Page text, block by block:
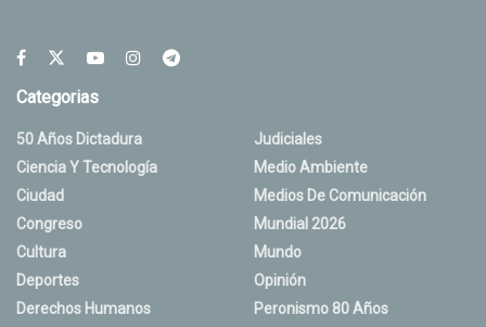
Categorias
50 Años Dictadura
Ciencia Y Tecnología
Ciudad
Congreso
Cultura
Deportes
Derechos Humanos
Judiciales
Medio Ambiente
Medios De Comunicación
Mundial 2026
Mundo
Opinión
Peronismo 80 Años